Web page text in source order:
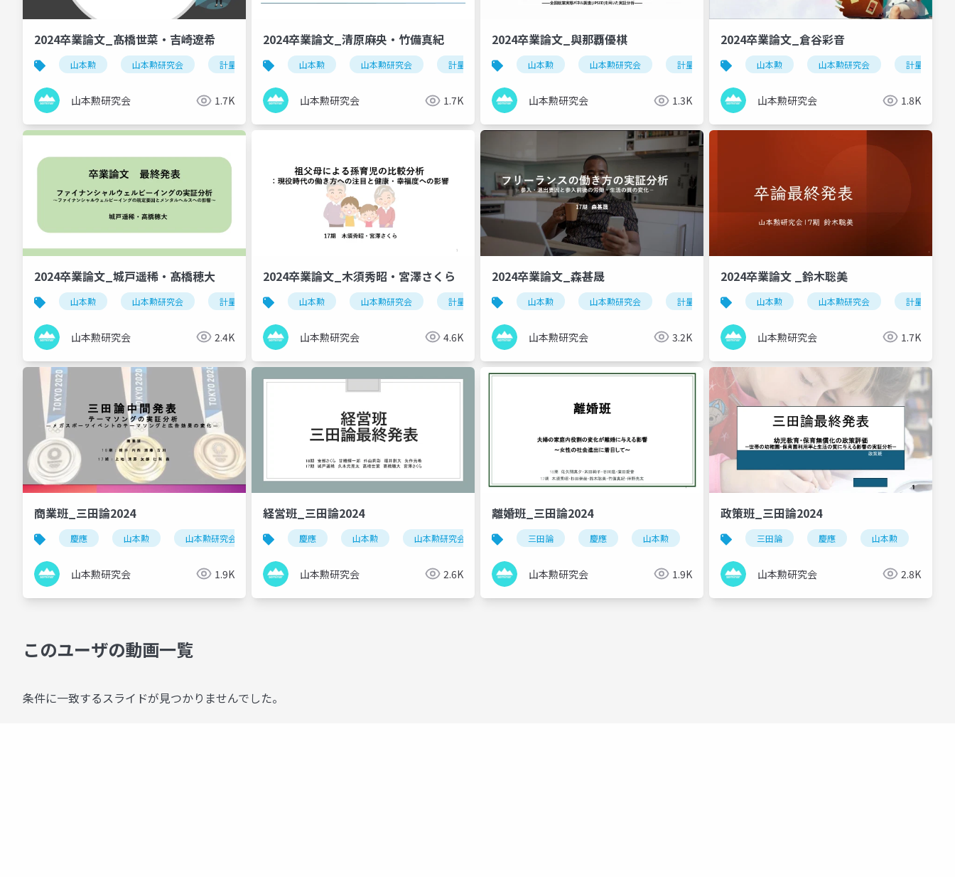
2024卒業論文_髙橋世菜・吉崎​遼希
山本勲 山本勲研究会 計量経済 stata 慶應 実証分析 卒業論文 若年期女性 保健行動 キャリア 健康 就業
山本勲研究会 1.7K
2024卒業論文_清原麻央・竹備真紀
山本勲 山本勲研究会 計量経済 stata 慶應 実証分析 卒業論文 三世代生活 親世代 属性分析
山本勲研究会 1.7K
2024卒業論文_與那覇優棋
山本勲 山本勲研究会 計量経済 stata 慶應 実証分析
山本勲研究会 1.3K
2024卒業論文_倉谷彩音
山本勲 山本勲研究会 計量経済
山本勲研究会 1.8K
2024卒業論文_城戸遥稀・髙橋穂大
山本勲 山本勲研究会 計量経済 stata 慶應 実証分析 ファイナンシャルウェルビーイング メンタルヘルス 資産形成 経済的安定 長寿化社会
山本勲研究会 2.4K
2024卒業論文_木須秀昭・宮澤さくら
山本勲 山本勲研究会 計量経済 stata 慶應 実証分析 山ゼミ 孫育児 祖父母 働き方
山本勲研究会 4.6K
2024卒業論文_森甚晟
山本勲 山本勲研究会 計量経済 stata 慶應 実証分析
山本勲研究会 3.2K
2024卒業論文 _鈴木聡美
山本勲 山本勲研究会 計量経済
山本勲研究会 1.7K
商業班_三田論2024
慶應 山本勲 山本勲研究会 計量経済 stata 三田論 商業班 テーマソング 広告効果 メガスポーツイベント 実証分析 マーケティング
山本勲研究会 1.9K
経営班_三田論2024
慶應 山本勲 山本勲研究会 計量経済 stata 三田論 esg経営 賃金 労働者
山本勲研究会 2.6K
離婚班_三田論2024
三田論 慶應 山本勲 山本勲研究会 計量経済 stata
山本勲研究会 1.9K
政策班_三田論2024
三田論 慶應 山本勲
山本勲研究会 2.8K
このユーザの動画一覧
条件に一致するスライドが見つかりませんでした。